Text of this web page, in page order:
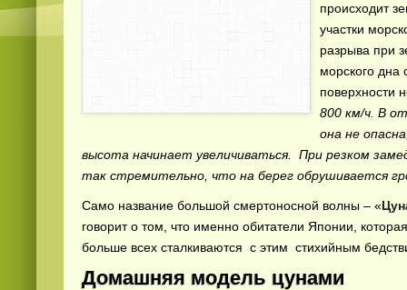
происходит
участки
разрыва при
морского
поверхности
800 км/ч. В
она не
высота начинает увеличиваться. При резком
так стремительно, что на берег обрушивается
Само название большой смертоносной волны – «
говорит о том, что именно обитатели Японии,
больше всех сталкиваются с этим стихийным
Домашняя модель цунами